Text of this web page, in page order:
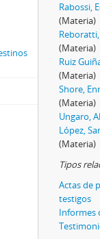
Rabossi,
(Materia)
(Materia)
Ruiz
(Materia)
Shore,
(Materia)
Ungaro,
López,
(Materia)
Tipos
Actas de
testigos
Informes